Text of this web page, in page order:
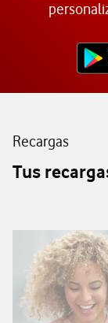
Recargas
Tus